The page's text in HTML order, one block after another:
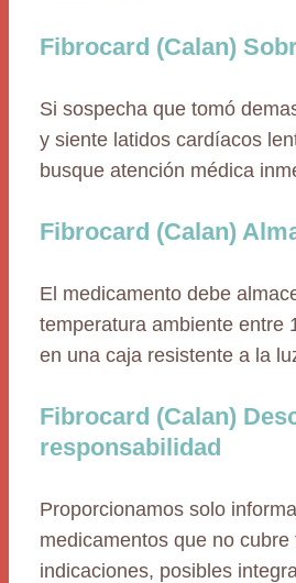
Fibrocard (Calan)
Si sospecha que tomó
y siente latidos cardíacos
busque atención médica
Fibrocard (Calan)
El medicamento debe
temperatura ambiente entre
en una caja resistente a la
Fibrocard (Calan)
responsabilidad
Proporcionamos solo
medicamentos que no cubre
indicaciones, posibles